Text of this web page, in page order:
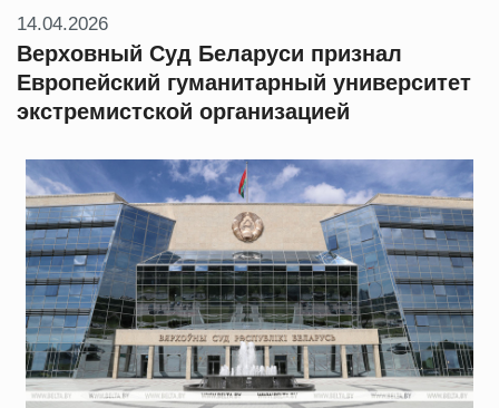
14.04.2026
Верховный Суд Беларуси признал
Европейский гуманитарный университет
экстремистской организацией